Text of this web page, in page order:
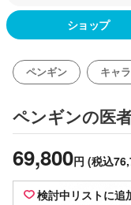
ショップ
ペンギン キャ
ペンギンの医
69,800円 (税込
検討中リストに追